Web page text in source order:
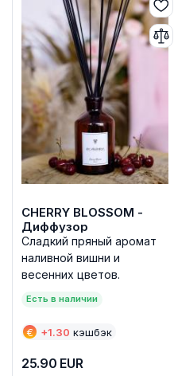
CHERRY BLOSSOM -
Диффузор
Сладкий пряный аромат
наливной вишни и
весенних цветов.
Есть в наличии
€ +1.30 кэшбэк
25.90 EUR